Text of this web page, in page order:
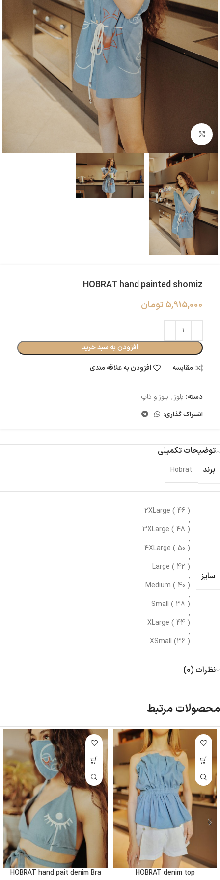
بزرگنمایی تصویر
HOBRAT hand painted shomiz
5,915,000 تومان
افزودن به سبد خرید
مقایسه
افزودن به علاقه مندی
دسته: بلوز, بلوز و تاپ
اشتراک گذاری:
توضیحات تکمیلی
برند
Hobrat
سایز
2XLarge ( 46 )
,
3XLarge ( 48 )
,
4XLarge ( 50 )
,
Large ( 42 )
,
Medium ( 40 )
,
Small ( 38 )
,
XLarge ( 44 )
,
XSmall (36 )
نظرات (0)
محصولات مرتبط
HOBRAT denim top
HOBRAT hand pait denim Bra